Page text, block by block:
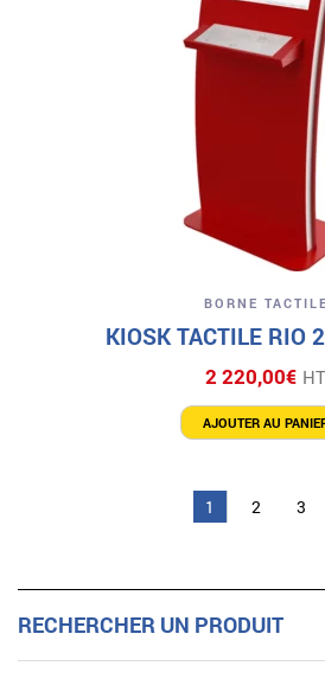
BORNE TACTILE
KIOSK TACTILE RIO
2 220,00€ HT
AJOUTER AU
1 2 3
RECHERCHER UN PRODUIT